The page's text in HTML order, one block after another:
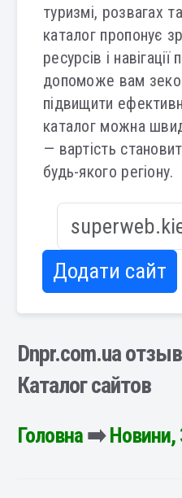
туризмі, розвагах
каталог пропонує
ресурсів і
допоможе вам
підвищити
каталог можна
— вартість
будь-якого регіону.
Додати сайт
Dnpr.com.ua
Каталог сайтов
Головна➡️Новини,